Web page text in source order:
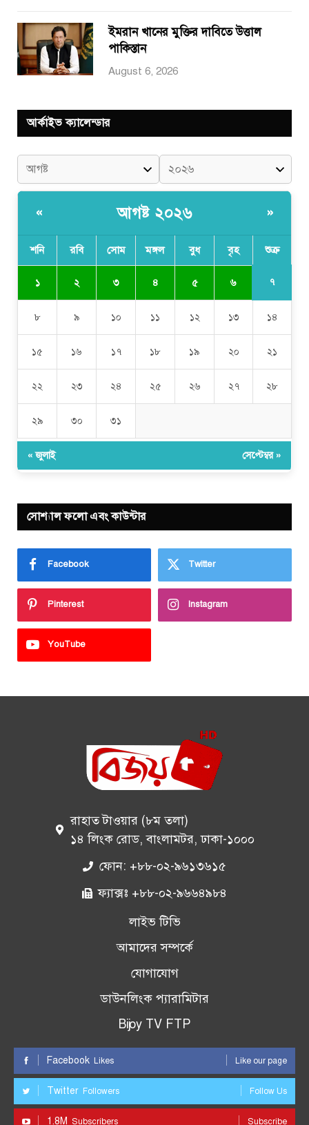
ইমরান খানের মুক্তির দাবিতে উত্তাল
পাকিস্তান
August 6, 2026
আর্কাইভ ক্যালেন্ডার
« আগষ্ট ২০২৬ »
শনি রবি সোম মঙ্গল বুধ বৃহ শুক্র
১ ২ ৩ ৪ ৫ ৬ ৭
৮ ৯ ১০ ১১ ১২ ১৩ ১৪
১৫ ১৬ ১৭ ১৮ ১৯ ২০ ২১
২২ ২৩ ২৪ ২৫ ২৬ ২৭ ২৮
২৯ ৩০ ৩১
« জুলাই সেপ্টেম্বর »
সোশ্যাল ফলো এবং কাউন্টার
Facebook Twitter
Pinterest Instagram
YouTube
রাহাত টাওয়ার (৮ম তলা)
১৪ লিংক রোড, বাংলামটর, ঢাকা-১০০০
ফোন: +৮৮-০২-৯৬১৩৬১৫
ফ্যাক্সঃ +৮৮-০২-৯৬৬৪৯৮৪
লাইভ টিভি
আমাদের সম্পর্কে
যোগাযোগ
ডাউনলিংক প্যারামিটার
Bijoy TV FTP
Facebook Likes Like our page
Twitter Followers Follow Us
1.8M Subscribers Subscribe